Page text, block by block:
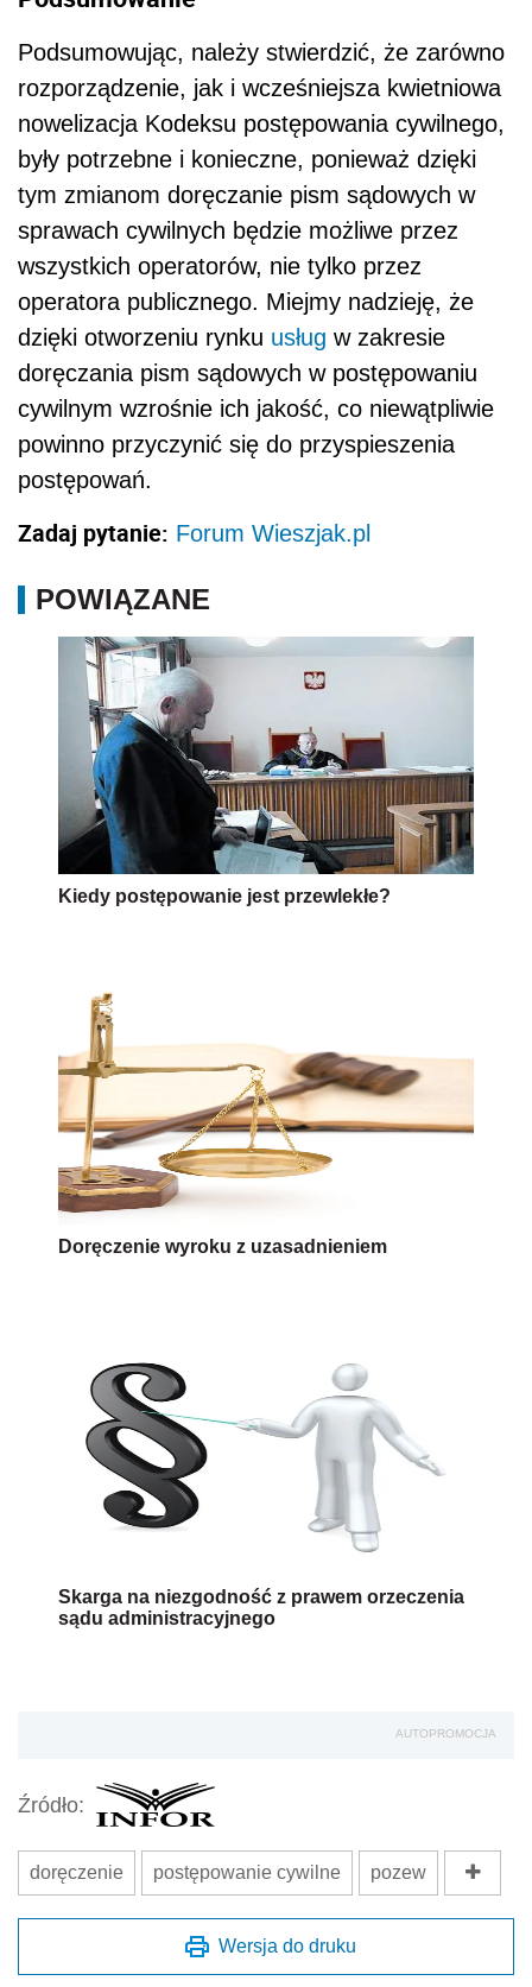
Podsumowując, należy stwierdzić, że zarówno
rozporządzenie, jak i wcześniejsza kwietniowa
nowelizacja Kodeksu postępowania cywilnego,
były potrzebne i konieczne, ponieważ dzięki
tym zmianom doręczanie pism sądowych w
sprawach cywilnych będzie możliwe przez
wszystkich operatorów, nie tylko przez
operatora publicznego. Miejmy nadzieję, że
dzięki otworzeniu rynku usług w zakresie
doręczania pism sądowych w postępowaniu
cywilnym wzrośnie ich jakość, co niewątpliwie
powinno przyczynić się do przyspieszenia
postępowań.
Zadaj pytanie: Forum Wieszjak.pl
POWIĄZANE
Kiedy postępowanie jest przewlekłe?
Doręczenie wyroku z uzasadnieniem
Skarga na niezgodność z prawem orzeczenia
sądu administracyjnego
AUTOPROMOCJA
Źródło:
doręczenie postępowanie cywilne pozew
Wersja do druku